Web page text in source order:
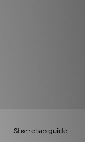
Størrelsesguide